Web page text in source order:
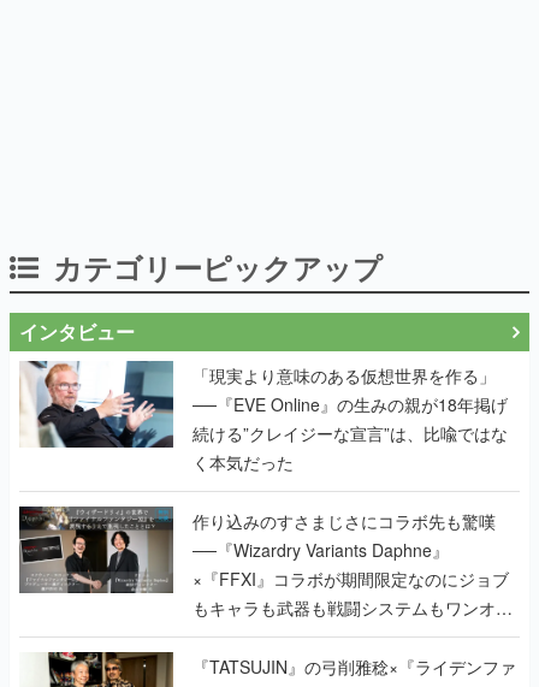
カテゴリーピックアップ
インタビュー
「現実より意味のある仮想世界を作る」
──『EVE Online』の生みの親が18年掲げ
続ける”クレイジーな宣言”は、比喩ではな
く本気だった
作り込みのすさまじさにコラボ先も驚嘆
──『Wizardry Variants Daphne』
×『FFXI』コラボが期間限定なのにジョブ
もキャラも武器も戦闘システムもワンオフ
で作り込まれた理由を両ディレクターに聞
く
『TATSUJIN』の弓削雅稔×『ライデンファ